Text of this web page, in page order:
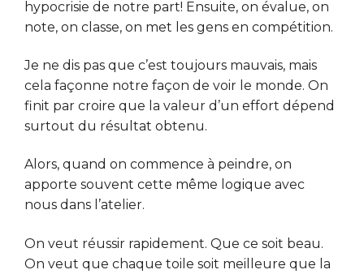
hypocrisie de notre part! Ensuite, on évalue, on
note, on classe, on met les gens en compétition.
Je ne dis pas que c’est toujours mauvais, mais
cela façonne notre façon de voir le monde. On
finit par croire que la valeur d’un effort dépend
surtout du résultat obtenu.
Alors, quand on commence à peindre, on
apporte souvent cette même logique avec
nous dans l’atelier.
On veut réussir rapidement. Que ce soit beau.
On veut que chaque toile soit meilleure que la